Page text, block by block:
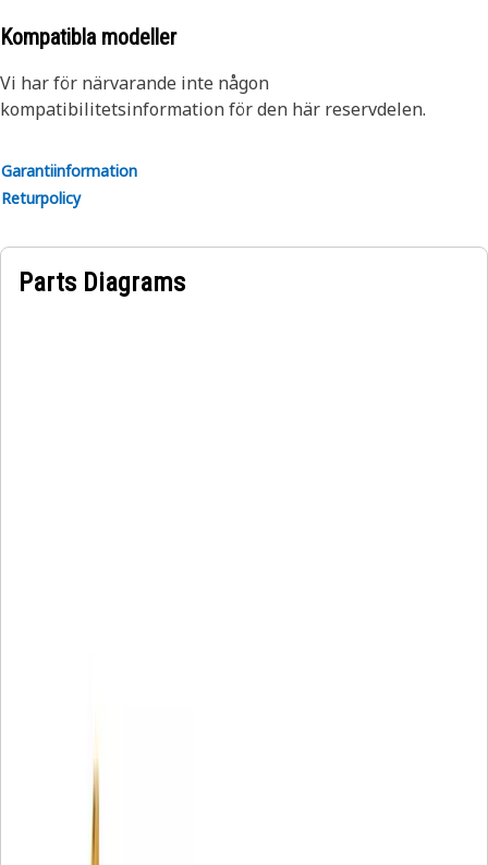
Kompatibla modeller
Vi har för närvarande inte någon
kompatibilitetsinformation för den här reservdelen.
Garantiinformation
Returpolicy
Parts Diagrams